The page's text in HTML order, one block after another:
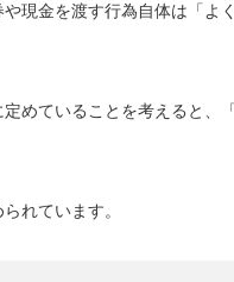
現金を渡す行為自体は「よ
めていることを考えると、
れています。